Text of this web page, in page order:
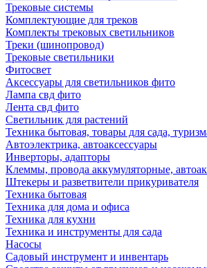
Трековые системы
Комплектующие для треков
Комплекты трековых светильников
Треки (шинопровод)
Трековые светильники
Фитосвет
Аксессуары для светильников фито
Лампа свд фито
Лента свд фито
Светильник для растений
Техника бытовая, товары для сада,
Автоэлектрика, автоаксессуары
Инверторы, адапторы
Клеммы, провода аккумуляторные,
Штекеры и разветвители прикуривателя
Техника бытовая
Техника для дома и офиса
Техника для кухни
Техника и инструменты для сада
Насосы
Садовый инструмент и инвентарь